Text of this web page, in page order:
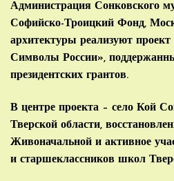
Администрация Сонковского
Софийско-Троицкий Фонд,
архитектуры реализуют
Символы России»,
президентских грантов.
В центре проекта – село Кой
Тверской области,
Живоначальной и активное
и старшеклассников школ